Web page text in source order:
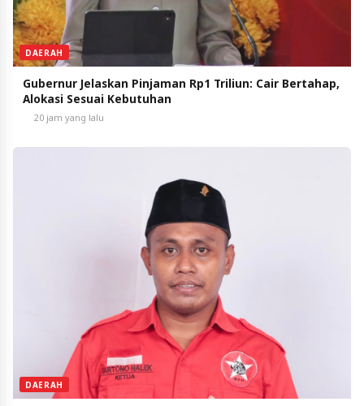
DAERAH
Gubernur Jelaskan Pinjaman Rp1 Triliun: Cair Bertahap,
Alokasi Sesuai Kebutuhan
20 jam yang lalu
DAERAH